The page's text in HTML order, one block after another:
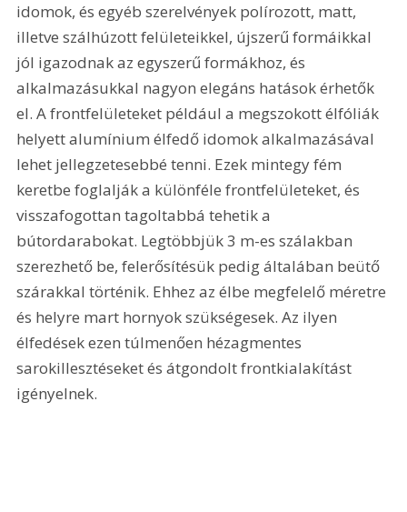
idomok, és egyéb szerelvények polírozott, matt,
illetve szálhúzott felületeikkel, újszerű formáikkal
jól igazodnak az egyszerű formákhoz, és
alkalmazásukkal nagyon elegáns hatások érhetők
el. A frontfelületeket például a megszokott élfóliák
helyett alumínium élfedő idomok alkalmazásával
lehet jellegzetesebbé tenni. Ezek mintegy fém
keretbe foglalják a különféle frontfelületeket, és
visszafogottan tagoltabbá tehetik a
bútordarabokat. Legtöbbjük 3 m-es szálakban
szerezhető be, felerősítésük pedig általában beütő
szárakkal történik. Ehhez az élbe megfelelő méretre
és helyre mart hornyok szükségesek. Az ilyen
élfedések ezen túlmenően hézagmentes
sarokillesztéseket és átgondolt frontkialakítást
igényelnek.